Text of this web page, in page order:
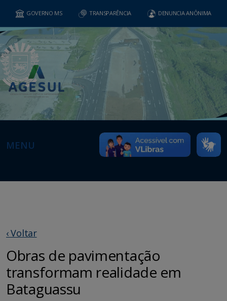
GOVERNO MS TRANSPARÊNCIA DENUNCIA ANÔNIMA
MENU
‹ Voltar
Obras de pavimentação
transformam realidade em
Bataguassu